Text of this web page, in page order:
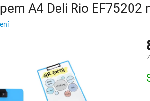
A4 Deli Rio EF75202